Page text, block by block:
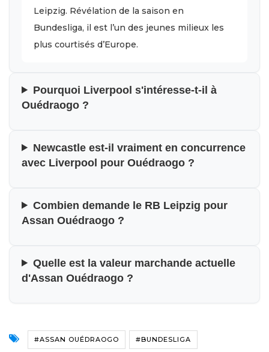
Leipzig. Révélation de la saison en
Bundesliga, il est l’un des jeunes milieux les
plus courtisés d’Europe.
Pourquoi Liverpool s'intéresse-t-il à
Ouédraogo ?
Newcastle est-il vraiment en concurrence
avec Liverpool pour Ouédraogo ?
Combien demande le RB Leipzig pour
Assan Ouédraogo ?
Quelle est la valeur marchande actuelle
d'Assan Ouédraogo ?
#ASSAN OUÉDRAOGO #BUNDESLIGA